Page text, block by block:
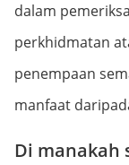
dalam
perkhidmatan
penempaan
manfaat
Di manakah